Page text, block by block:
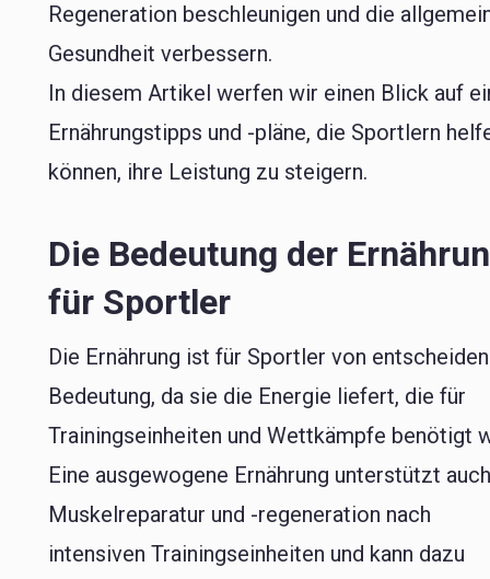
Regeneration beschleunigen und die
Gesundheit verbessern.
In diesem Artikel werfen wir einen Blick auf
Ernährungstipps und -pläne, die Sportlern
können, ihre Leistung zu steigern.
Die Bedeutung der
für Sportler
Die Ernährung ist für Sportler von
Bedeutung, da sie die Energie liefert, die für
Trainingseinheiten und Wettkämpfe benötigt
Eine ausgewogene Ernährung unterstützt
Muskelreparatur und -regeneration nach
intensiven Trainingseinheiten und kann dazu